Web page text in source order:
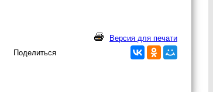
Версия для печати
Поделиться